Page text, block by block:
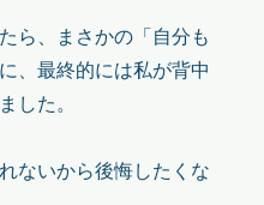
ら、まさかの「自分も
、最終的には私が背中
した。
ないから後悔したくな